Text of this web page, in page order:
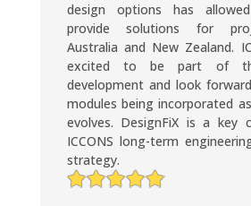
design options has
provide solutions for
Australia and New Zealand.
excited to be part of
development and look
modules being incorporated
evolves. DesignFiX is a key
ICCONS long-term
strategy.